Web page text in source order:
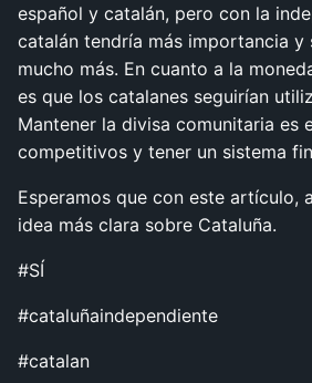
español y catalán, pero con la
catalán tendría más importancia y
mucho más. En cuanto a la
es que los catalanes seguirían
Mantener la divisa comunitaria es
competitivos y tener un sistema
Esperamos que con este artículo,
idea más clara sobre Cataluña.
#SÍ
#cataluñaindependiente
#catalan